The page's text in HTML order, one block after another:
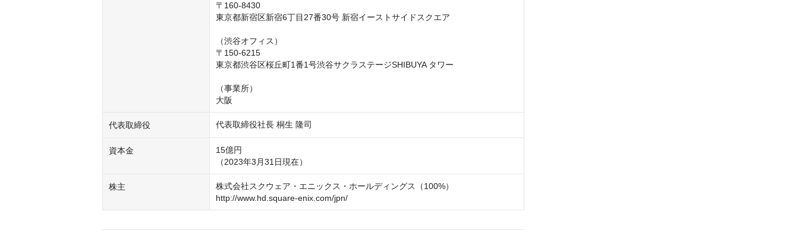
〒160-8430
東京都新宿区新宿6丁目27番30号 新宿イーストサイドスクエア
（渋谷オフィス）
〒150-6215
東京都渋谷区桜丘町1番1号渋谷サクラステージSHIBUYA タワー
（事業所）
代表取締役 代表取締役社長 桐生 隆司
資本金
15億円
（2023年3月31日現在）
株主
株式会社スクウェア・エニックス・ホールディングス（100%）
http://www.hd.square-enix.com/jpn/